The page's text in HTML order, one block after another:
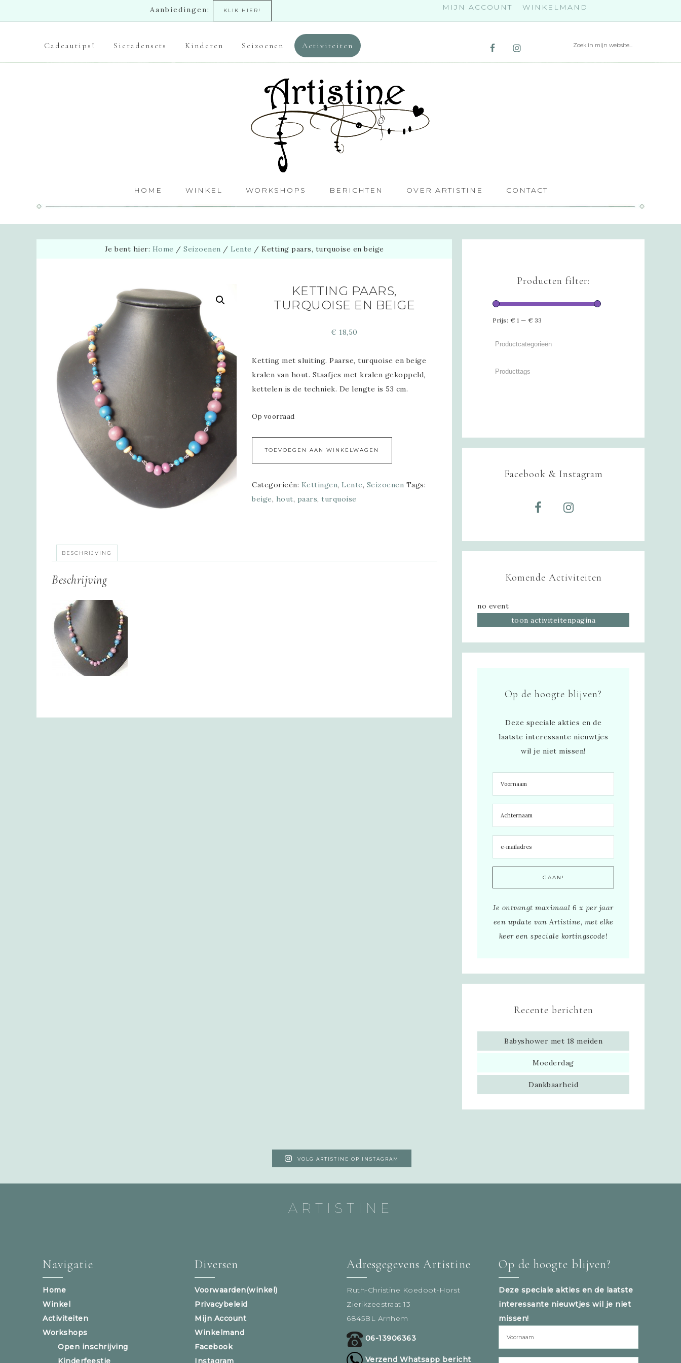
Aanbiedingen: KLIK HIER! MIJN ACCOUNT WINKELMAND
Cadeautips! Sieradensets Kinderen Seizoenen Activiteiten
HOME WINKEL WORKSHOPS BERICHTEN OVER ARTISTINE CONTACT
Je bent hier: Home / Seizoenen / Lente / Ketting paars, turquoise en beige
KETTING PAARS,
TURQUOISE EN BEIGE
€ 18,50
Ketting met sluiting. Paarse, turquoise en beige
kralen van hout. Staafjes met kralen gekoppeld,
kettelen is de techniek. De lengte is 53 cm.
Op voorraad
TOEVOEGEN AAN WINKELWAGEN
Categorieën: Kettingen,Lente, Seizoenen Tags:
beige, hout, paars,turquoise
BESCHRIJVING
Beschrijving
Producten filter:
Prijs: € 1 — € 33
Facebook & Instagram
Komende Activiteiten
no event
toon activiteitenpagina
Op de hoogte blijven?
Deze speciale akties en de
laatste interessante nieuwtjes
wil je niet missen!
Je ontvangt maximaal 6 x per jaar
een update van Artistine, met elke
keer een speciale kortingscode!
Recente berichten
Babyshower met 18 meiden
Moederdag
Dankbaarheid
VOLG ARTISTINE OP INSTAGRAM
ARTISTINE
Navigatie
Home
Winkel
Activiteiten
Workshops
Open inschrijving
Kinderfeestje
Diversen
Voorwaarden(winkel)
Privacybeleid
Mijn Account
Winkelmand
Facebook
Instagram
Adresgegevens Artistine
Ruth-Christine Koedoot-Horst
Zierikzeestraat 13
6845BL Arnhem
06-13906363
Verzend Whatsapp bericht
Op de hoogte blijven?
Deze speciale akties en de laatste
interessante nieuwtjes wil je niet
missen!